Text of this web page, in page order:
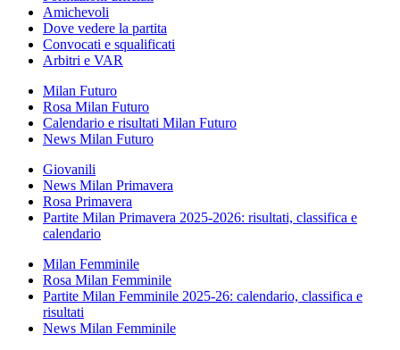
Amichevoli
Dove vedere la partita
Convocati e squalificati
Arbitri e VAR
Milan Futuro
Rosa Milan Futuro
Calendario e risultati Milan Futuro
News Milan Futuro
Giovanili
News Milan Primavera
Rosa Primavera
Partite Milan Primavera 2025-2026: risultati, classifica e
calendario
Milan Femminile
Rosa Milan Femminile
Partite Milan Femminile 2025-26: calendario, classifica e
risultati
News Milan Femminile